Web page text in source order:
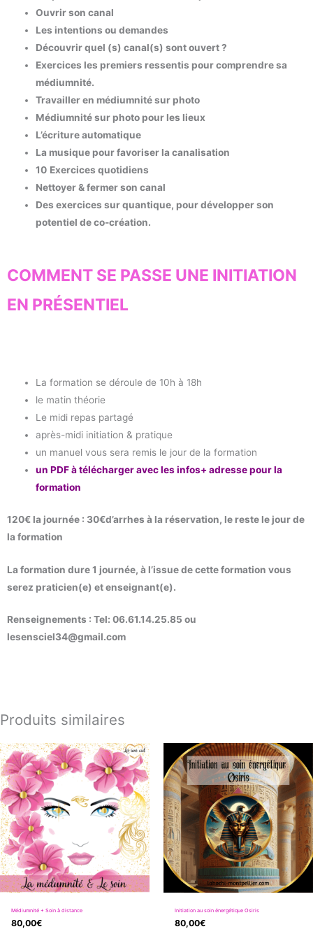
Ouvrir son canal
Les intentions ou demandes
Découvrir quel (s) canal(s) sont ouvert ?
Exercices les premiers ressentis pour comprendre sa
médiumnité.
Travailler en médiumnité sur photo
Médiumnité sur photo pour les lieux
L’écriture automatique
La musique pour favoriser la canalisation
10 Exercices quotidiens
Nettoyer & fermer son canal
Des exercices sur quantique, pour développer son
potentiel de co-création.
COMMENT SE PASSE UNE INITIATION
EN PRÉSENTIEL
La formation se déroule de 10h à 18h
le matin théorie
Le midi repas partagé
après-midi initiation & pratique
un manuel vous sera remis le jour de la formation
un PDF à télécharger avec les infos+ adresse pour la
formation
120€ la journée : 30€d’arrhes à la réservation, le reste le jour de
la formation
La formation dure 1 journée, à l’issue de cette formation vous
serez praticien(e) et enseignant(e).
Renseignements : Tel: 06.61.14.25.85 ou
lesensciel34@gmail.com
Produits similaires
Médiumnité + Soin à distance
80,00€
Initiation au soin énergétique Osiris
80,00€